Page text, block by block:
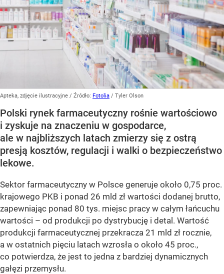
Apteka, zdjęcie ilustracyjne / Źródło: Fotolia / Tyler Olson
Polski rynek farmaceutyczny rośnie wartościowo
i zyskuje na znaczeniu w gospodarce,
ale w najbliższych latach zmierzy się z ostrą
presją kosztów, regulacji i walki o bezpieczeństwo
lekowe.
Sektor farmaceutyczny w Polsce generuje około 0,75 proc.
krajowego PKB i ponad 26 mld zł wartości dodanej brutto,
zapewniając ponad 80 tys. miejsc pracy w całym łańcuchu
wartości – od produkcji po dystrybucję i detal. Wartość
produkcji farmaceutycznej przekracza 21 mld zł rocznie,
a w ostatnich pięciu latach wzrosła o około 45 proc.,
co potwierdza, że jest to jedna z bardziej dynamicznych
gałęzi przemysłu.